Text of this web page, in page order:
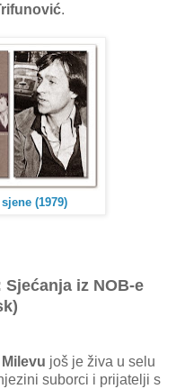
.
(1979)
iz NOB-e
Milevu još je živa u selu
suborci i prijatelji s